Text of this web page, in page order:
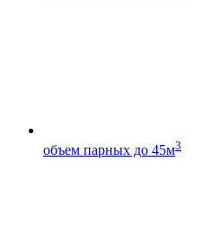
объем парных до 45м3